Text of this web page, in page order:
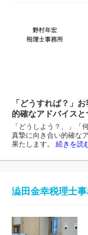
「どうすれば？」
的確なアドバイス
「どうしよう？、」「
真摯に向き合い的確な
果たします。 続きを読
澁田金幸税理士